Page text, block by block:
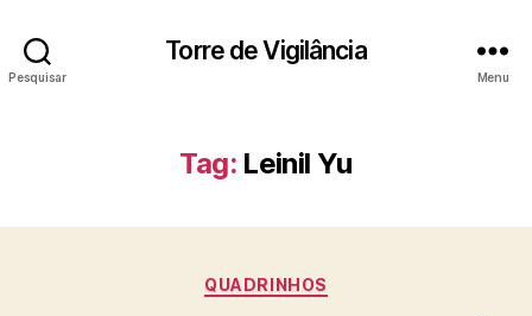
Pesquisar
Torre de Vigilância
Menu
Tag: Leinil Yu
Categorias
QUADRINHOS